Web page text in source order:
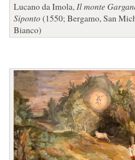
Lucano da Imola,Il monte
Siponto(1550; Bergamo, San
Bianco)